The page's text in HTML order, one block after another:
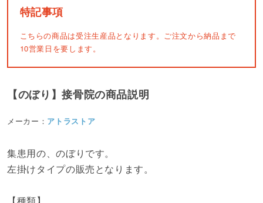
特記事項
こちらの商品は受注生産品となります。ご注文から納品まで
10営業日を要します。
【のぼり】接骨院の商品説明
メーカー： アトラストア
集患用の、のぼりです。
左掛けタイプの販売となります。
【種類】